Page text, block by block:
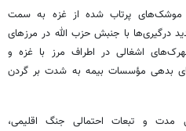
موشک‌های پرتاب شده از غزه به سمت
درگیری‌ها با جنبش حزب الله در مرزهای
اشغالی در اطراف مرز با غزه و
بدهی مؤسسات بیمه به شدت بر گردن
و تبعات احتمالی جنگ اقلیمی،